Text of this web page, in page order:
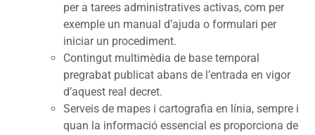
per a tarees administratives activas, com per
exemple un manual d’ajuda o formulari per
iniciar un procediment.
Contingut multimèdia de base temporal
pregrabat publicat abans de l’entrada en vigor
d’aquest real decret.
Serveis de mapes i cartografia en línia, sempre i
quan la informació essencial es proporciona de